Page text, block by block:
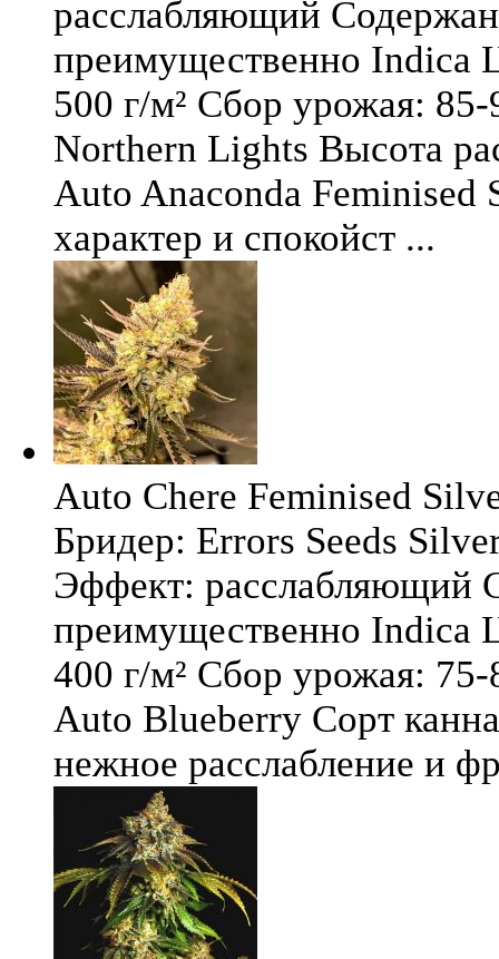
расслабляющий
преимущественно Indica
500 г/м² Сбор урожая:
Northern Lights Высота
Auto Anaconda
характер и спокойст ...
Auto Chere Feminised
Бридер: Errors Seeds
Эффект: расслабляющий
преимущественно Indica
400 г/м² Сбор урожая:
Auto Blueberry Сорт
нежное расслабление и